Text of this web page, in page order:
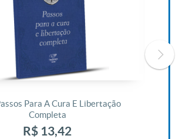
Para A Cura E Libertação
Completa
R$ 13,42